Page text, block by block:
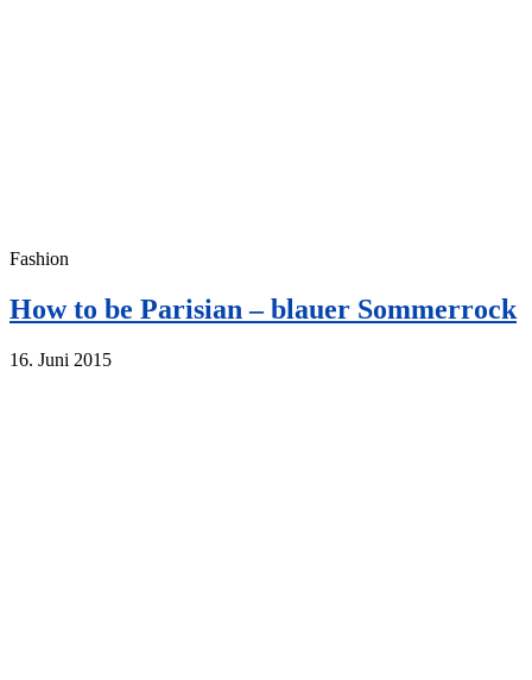
Fashion
How to be Parisian – blauer Sommerrock
16. Juni 2015